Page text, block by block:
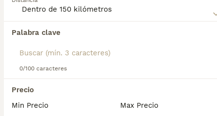
Palabra clave
0/100 caracteres
Precio
Min Precio
Max Precio
Encontramos 0 Pastor Islandés Perros en
Si deseas exactamente esta búsqueda guarda tu
búsqueda y espera el resultado perfecto: